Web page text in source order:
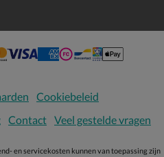
Cookiebeleid
Contact Veel gestelde vragen
en servicekosten kunnen van toepassing zijn